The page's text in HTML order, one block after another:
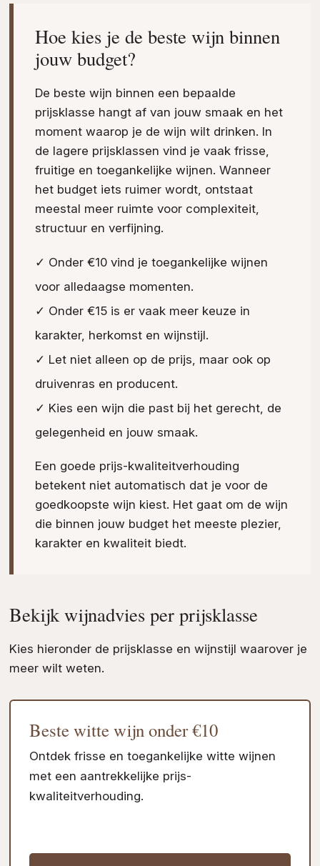
Hoe kies je de beste wijn binnen
jouw budget?
De beste wijn binnen een bepaalde
prijsklasse hangt af van jouw smaak en het
moment waarop je de wijn wilt drinken. In
de lagere prijsklassen vind je vaak frisse,
fruitige en toegankelijke wijnen. Wanneer
het budget iets ruimer wordt, ontstaat
meestal meer ruimte voor complexiteit,
structuur en verfijning.
✓ Onder €10 vind je toegankelijke wijnen
voor alledaagse momenten.
✓ Onder €15 is er vaak meer keuze in
karakter, herkomst en wijnstijl.
✓ Let niet alleen op de prijs, maar ook op
druivenras en producent.
✓ Kies een wijn die past bij het gerecht, de
gelegenheid en jouw smaak.
Een goede prijs-kwaliteitverhouding
betekent niet automatisch dat je voor de
goedkoopste wijn kiest. Het gaat om de wijn
die binnen jouw budget het meeste plezier,
karakter en kwaliteit biedt.
Bekijk wijnadvies per prijsklasse
Kies hieronder de prijsklasse en wijnstijl waarover je
meer wilt weten.
Beste witte wijn onder €10
Ontdek frisse en toegankelijke witte wijnen
met een aantrekkelijke prijs-
kwaliteitverhouding.